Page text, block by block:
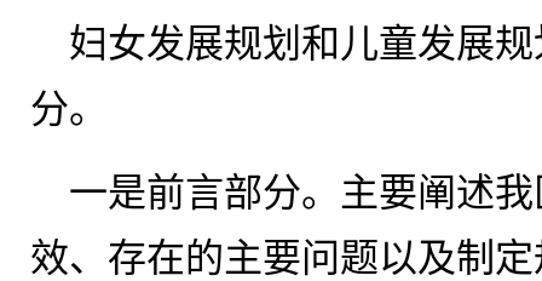
妇女发展规划和儿童发展
分。
一是前言部分。主要阐述
效、存在的主要问题以及制